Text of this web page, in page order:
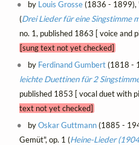
by Louis Grosse(1836 - 1899),
(Drei Lieder für eine Singstimme
no. 1, published 1863 [ voice and
[sung text not yet checked]
by Ferdinand Gumbert(1818 -
leichte Duettinen für 2
published 1853 [ vocal duet with
text not yet checked]
byOskar Guttmann(1885 -
Gemüt", op. 1 (Heine-Lieder